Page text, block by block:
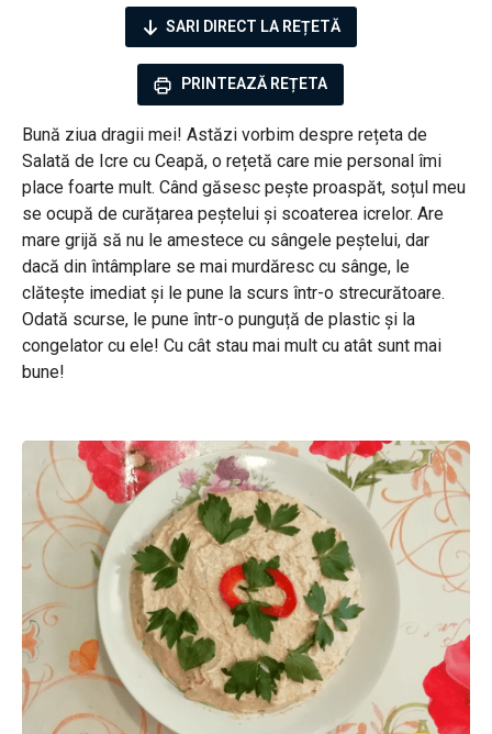
SARI DIRECT LA REȚETĂ
PRINTEAZĂ REȚETA
Bună ziua dragii mei! Astăzi vorbim despre rețeta de
Salată de Icre cu Ceapă, o rețetă care mie personal îmi
place foarte mult. Când găsesc pește proaspăt, soțul meu
se ocupă de curățarea peștelui și scoaterea icrelor. Are
mare grijă să nu le amestece cu sângele peștelui, dar
dacă din întâmplare se mai murdăresc cu sânge, le
clătește imediat și le pune la scurs într-o strecurătoare.
Odată scurse, le pune într-o punguță de plastic și la
congelator cu ele! Cu cât stau mai mult cu atât sunt mai
bune!